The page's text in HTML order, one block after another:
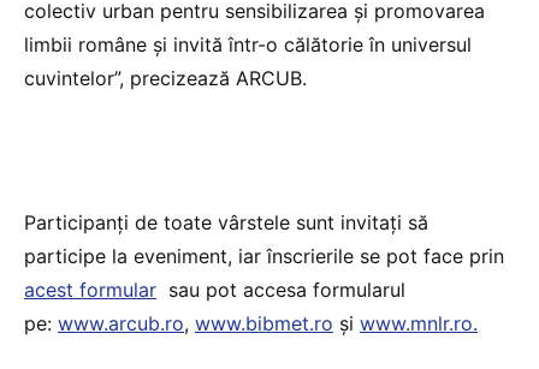
colectiv urban pentru sensibilizarea și promovarea
limbii române și invită într-o călătorie în universul
cuvintelor”, precizează ARCUB.
Participanți de toate vârstele sunt invitați să
participe la eveniment, iar înscrierile se pot face prin
acest formular sau pot accesa formularul
pe: www.arcub.ro, www.bibmet.ro și www.mnlr.ro.